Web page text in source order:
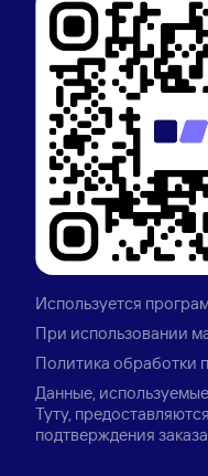
Используется
При использовании
Политика обработки
Данные,
Туту,
подтверждения заказа